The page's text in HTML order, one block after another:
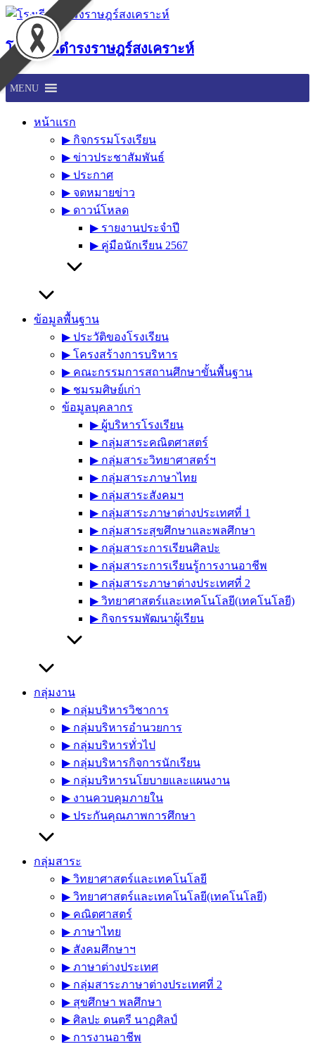
Skip
content
โรงเรียนดำรงราษฎร์สงเคราะห์
MENU
หน้าแรก
▶︎ กิจกรรมโรงเรียน
▶︎ ข่าวประชาสัมพันธ์
▶︎ ประกาศ
▶︎ จดหมายข่าว
▶︎ ดาวน์โหลด
▶︎ รายงานประจำปี
▶︎ คู่มือนักเรียน 2567
ข้อมูลพื้นฐาน
▶︎ ประวัติของโรงเรียน
▶︎ โครงสร้างการบริหาร
▶︎ คณะกรรมการสถานศึกษาขั้นพื้นฐาน
▶︎ ชมรมศิษย์เก่า
ข้อมูลบุคลากร
▶︎ ผู้บริหารโรงเรียน
▶︎ กลุ่มสาระคณิตศาสตร์
▶︎ กลุ่มสาระวิทยาศาสตร์ฯ
▶︎ กลุ่มสาระภาษาไทย
▶︎ กลุ่มสาระสังคมฯ
▶︎ กลุ่มสาระภาษาต่างประเทศที่ 1
▶︎ กลุ่มสาระสุขศึกษาและพลศึกษา
▶︎ กลุ่มสาระการเรียนศิลปะ
▶︎ กลุ่มสาระการเรียนรู้การงานอาชีพ
▶︎ กลุ่มสาระภาษาต่างประเทศที่ 2
▶︎ วิทยาศาสตร์และเทคโนโลยี(เทคโนโลยี)
▶︎ กิจกรรมพัฒนาผู้เรียน
กลุ่มงาน
▶︎ กลุ่มบริหารวิชาการ
▶︎ กลุ่มบริหารอำนวยการ
▶︎ กลุ่มบริหารทั่วไป
▶︎ กลุ่มบริหารกิจการนักเรียน
▶︎ กลุ่มบริหารนโยบายและแผนงาน
▶︎ งานควบคุมภายใน
▶︎ ประกันคุณภาพการศึกษา
กลุ่มสาระ
▶︎ วิทยาศาสตร์และเทคโนโลยี
▶︎ วิทยาศาสตร์และเทคโนโลยี(เทคโนโลยี)
▶︎ คณิตศาสตร์
▶︎ ภาษาไทย
▶︎ สังคมศึกษาฯ
▶︎ ภาษาต่างประเทศ
▶︎ กลุ่มสาระภาษาต่างประเทศที่ 2
▶︎ สุขศึกษา พลศึกษา
▶︎ ศิลปะ ดนตรี นาฏศิลป์
▶︎ การงานอาชีพ